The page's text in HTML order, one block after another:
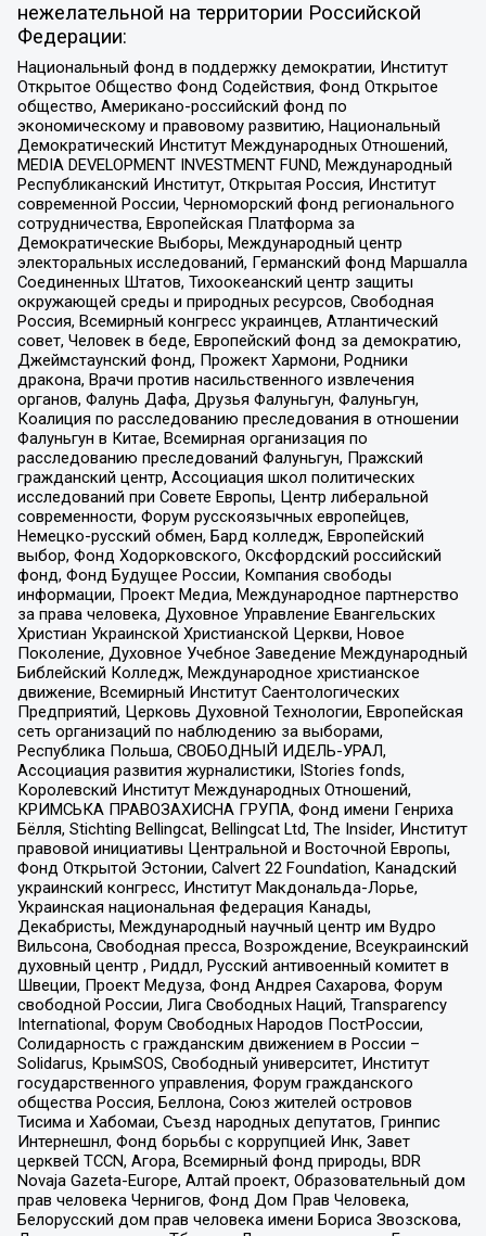
нежелательной на территории Российской
Федерации:
Национальный фонд в поддержку демократии, Институт
Открытое Общество Фонд Содействия, Фонд Открытое
общество, Американо-российский фонд по
экономическому и правовому развитию, Национальный
Демократический Институт Международных Отношений,
MEDIA DEVELOPMENT INVESTMENT FUND, Международный
Республиканский Институт, Открытая Россия, Институт
современной России, Черноморский фонд регионального
сотрудничества, Европейская Платформа за
Демократические Выборы, Международный центр
электоральных исследований, Германский фонд Маршалла
Соединенных Штатов, Тихоокеанский центр защиты
окружающей среды и природных ресурсов, Свободная
Россия, Всемирный конгресс украинцев, Атлантический
совет, Человек в беде, Европейский фонд за демократию,
Джеймстаунский фонд, Прожект Хармони, Родники
дракона, Врачи против насильственного извлечения
органов, Фалунь Дафа, Друзья Фалуньгун, Фалуньгун,
Коалиция по расследованию преследования в отношении
Фалуньгун в Китае, Всемирная организация по
расследованию преследований Фалуньгун, Пражский
гражданский центр, Ассоциация школ политических
исследований при Совете Европы, Центр либеральной
современности, Форум русскоязычных европейцев,
Немецко-русский обмен, Бард колледж, Европейский
выбор, Фонд Ходорковского, Оксфордский российский
фонд, Фонд Будущее России, Компания свободы
информации, Проект Медиа, Международное партнерство
за права человека, Духовное Управление Евангельских
Христиан Украинской Христианской Церкви, Новое
Поколение, Духовное Учебное Заведение Международный
Библейский Колледж, Международное христианское
движение, Всемирный Институт Саентологических
Предприятий, Церковь Духовной Технологии, Европейская
сеть организаций по наблюдению за выборами,
Республика Польша, СВОБОДНЫЙ ИДЕЛЬ-УРАЛ,
Ассоциация развития журналистики, IStories fonds,
Королевский Институт Международных Отношений,
КРИМСЬКА ПРАВОЗАХИСНА ГРУПА, Фонд имени Генриха
Бёлля, Stichting Bellingcat, Bellingcat Ltd, The Insider, Институт
правовой инициативы Центральной и Восточной Европы,
Фонд Открытой Эстонии, Calvert 22 Foundation, Канадский
украинский конгресс, Институт Макдональда-Лорье,
Украинская национальная федерация Канады,
Декабристы, Международный научный центр им Вудро
Вильсона, Свободная пресса, Возрождение, Всеукраинский
духовный центр , Риддл, Русский антивоенный комитет в
Швеции, Проект Медуза, Фонд Андрея Сахарова, Форум
свободной России, Лига Свободных Наций, Transparеncy
International, Форум Свободных Народов ПостРоссии,
Солидарность с гражданским движением в России –
Solidarus, КрымSOS, Свободный университет, Институт
государственного управления, Форум гражданского
общества Россия, Беллона, Союз жителей островов
Тисима и Хабомаи, Съезд народных депутатов, Гринпис
Интернешнл, Фонд борьбы с коррупцией Инк, Завет
церквей TCCN, Агора, Всемирный фонд природы, BDR
Novaja Gazeta-Europe, Алтай проект, Образовательный дом
прав человека Чернигов, Фонд Дом Прав Человека,
Белорусский дом прав человека имени Бориса Звозскова,